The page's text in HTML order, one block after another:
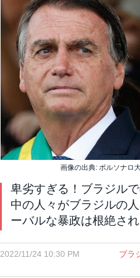
画像の出典: ボルソナロ
卑劣すぎる！ブラジル
中の人々がブラジルの
ーバルな暴政は根絶さ
2022/11/24 10:30 PM ブラ